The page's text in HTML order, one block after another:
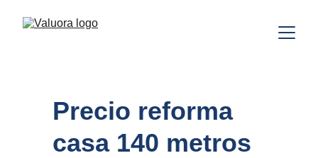
Precio reforma
casa 140 metros